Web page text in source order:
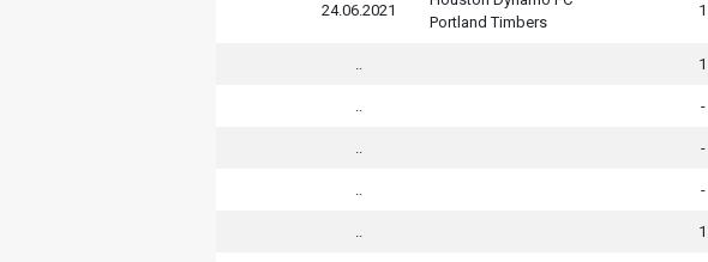
24.06.2021
Portland Timbers
1
1
-
-
-
1